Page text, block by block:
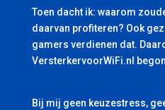
Toen dacht ik: waarom
daarvan profiteren? Ook
gamers verdienen dat.
VersterkervoorWiFi.nl
Bij mij geen keuzestress,